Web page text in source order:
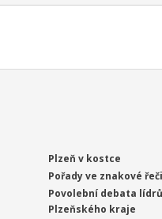
Plzeň v kostce
Pořady ve znakové řeči
Povolební debata lídrů
Plzeňského kraje